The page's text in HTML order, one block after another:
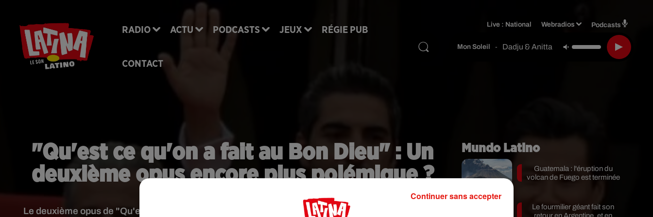
RADIO ACTU PODCASTS JEUX RÉGIE PUB
CONTACT
Live : National Webradios Podcasts
Mon Soleil - Dadju & Anitta
"Qu'est ce qu'on a fait au Bon Dieu" : Un
deuxième opus encore plus polémique ?
Le deuxième opus de "Qu'est-ce qu'on a fait au bon dieu" sera de retour en salle le 30 janvier 2019.
Mundo Latino
Guatemala : l'éruption du
volcan de Fuego est terminée
Le fourmilier géant fait son
retour en Argentine, et en
Continuer sans accepter